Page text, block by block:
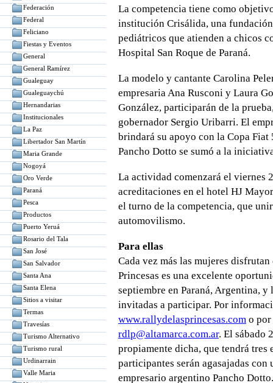
Federación
Federal
Feliciano
Fiestas y Eventos
General
General Ramírez
Gualeguay
Gualeguaychú
Hernandarias
Institucionales
La Paz
Libertador San Martín
Maria Grande
Nogoyá
Oro Verde
Paraná
Pesca
Productos
Puerto Yeruá
Rosario del Tala
San José
San Salvador
Santa Ana
Santa Elena
Sitios a visitar
Termas
Travesías
Turismo Alternativo
Turismo rural
Urdinarrain
Valle Maria
La competencia tiene como
institución Crisálida, una
pediátricos que atienden a chicos
Hospital San Roque de Paraná.
La modelo y cantante Carolina
empresaria Ana Rusconi y Laura
González, participarán de la
gobernador Sergio Uribarri. El
brindará su apoyo con la Copa Fiat
Pancho Dotto se sumó a la
La actividad comenzará el viernes
acreditaciones en el hotel HJ
el turno de la competencia, que
automovilismo.
Para ellas
Cada vez más las mujeres
Princesas es una excelente
septiembre en Paraná, Argentina,
invitadas a participar. Por
www.rallydelasprincesas.com o
rdlp@altamarca.com.ar. El sábado
propiamente dicha, que tendrá tres
participantes serán agasajadas
empresario argentino Pancho Dotto.